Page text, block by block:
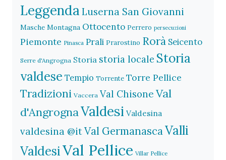
Leggenda Luserna San Giovanni
Masche Montagna Ottocento Perrero persecuzioni
Piemonte Pinasca Prali Prarostino Rorà Seicento
Serre d'Angrogna Storia storia locale Storia
valdese Tempio Torrente Torre Pellice
Tradizioni Vaccera Val Chisone Val
d'AngrognaValdesi Valdesina
valdesina @itVal GermanascaValli
ValdesiVal Pellice Villar Pellice